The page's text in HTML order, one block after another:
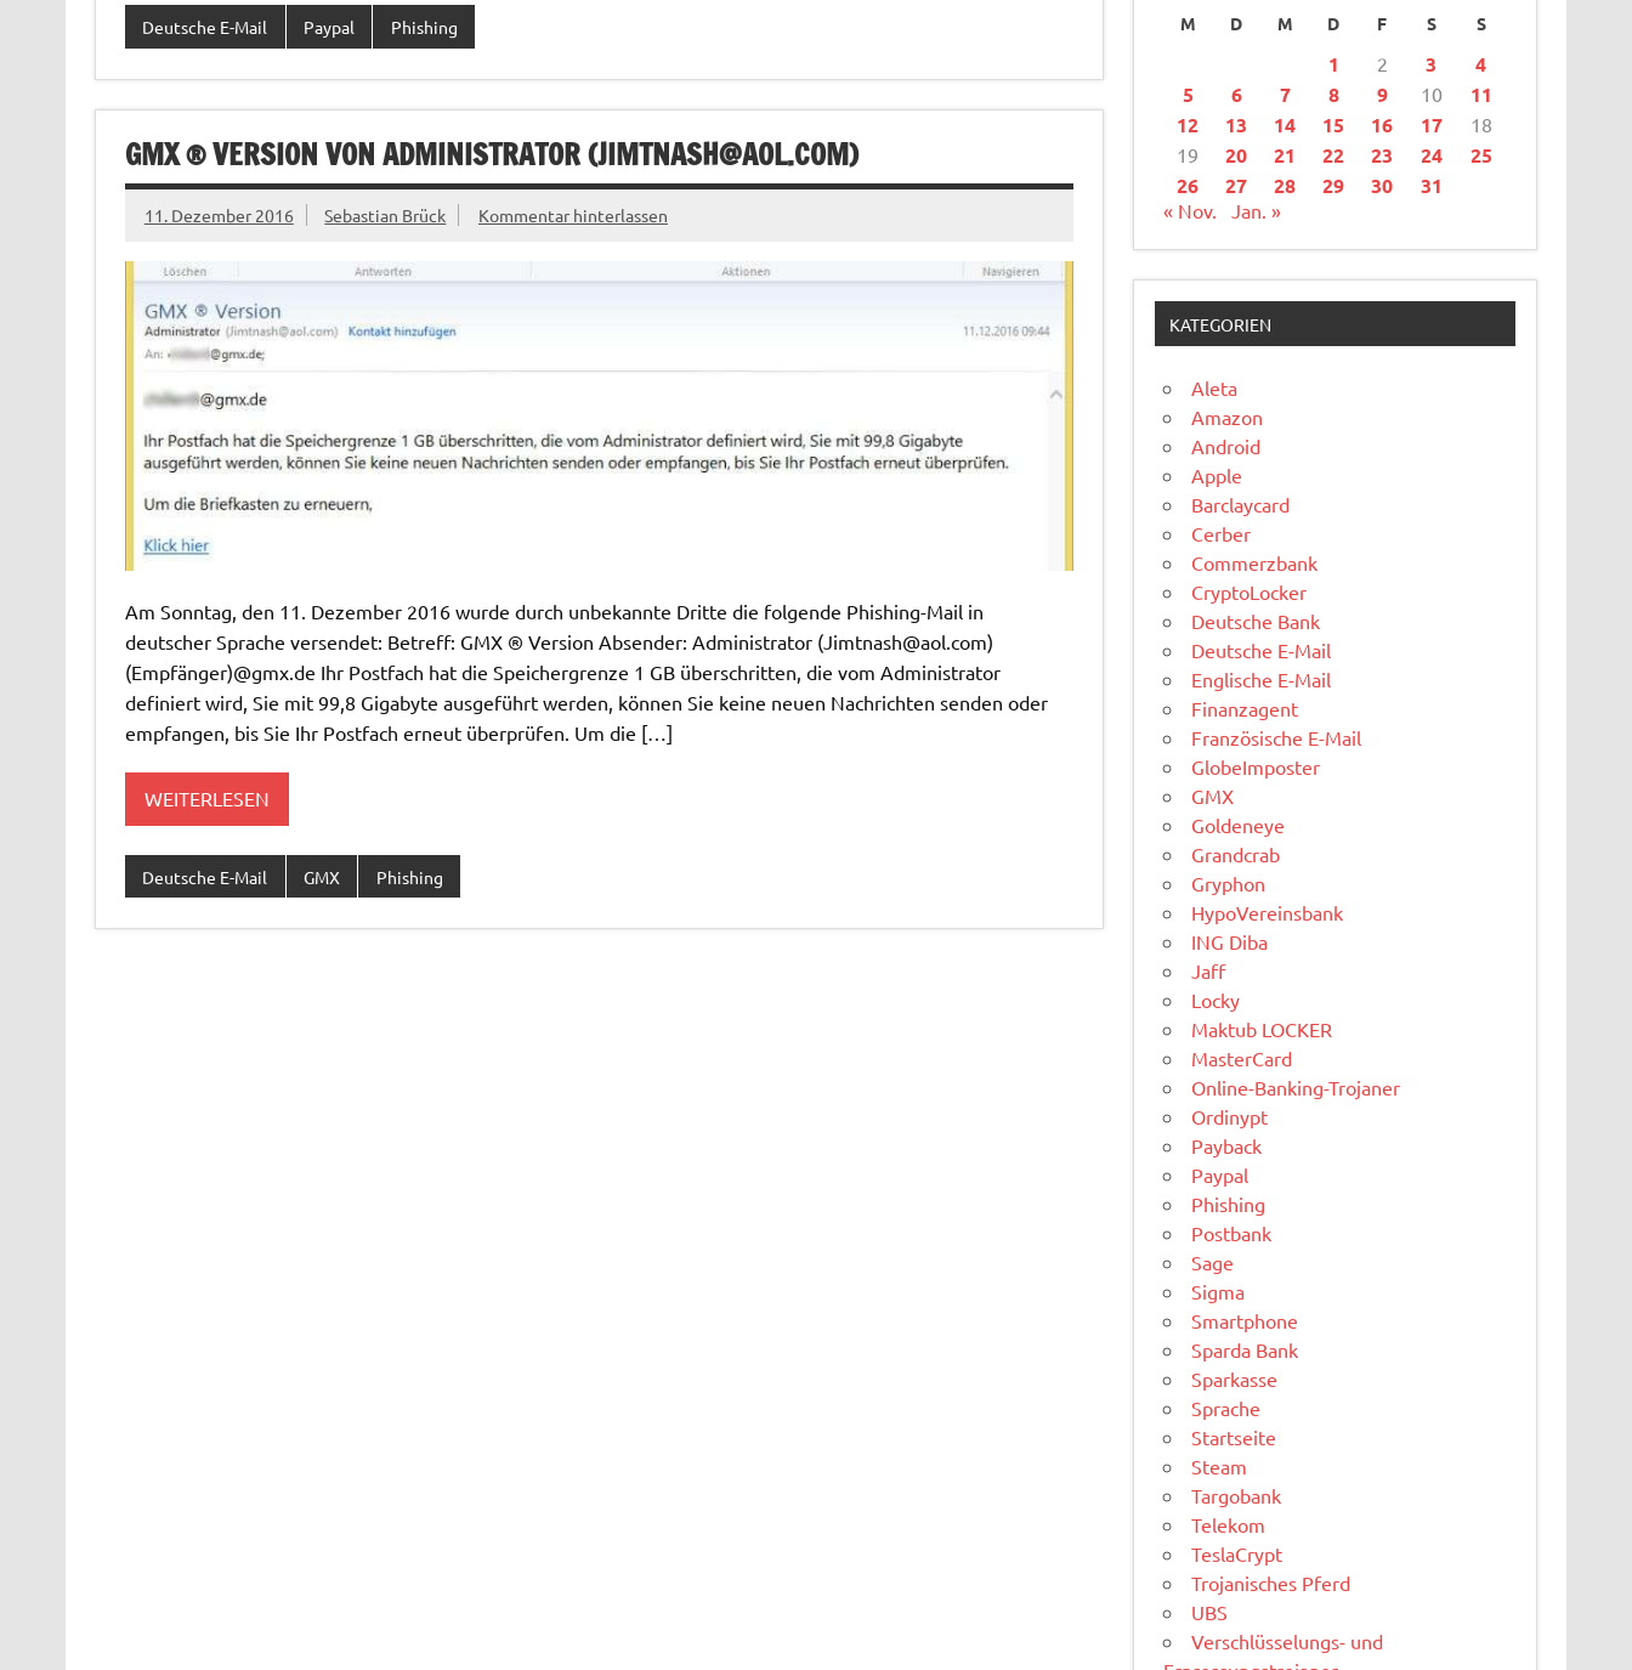
Deutsche E-Mail Paypal Phishing
GMX ® VERSION VON ADMINISTRATOR (JIMTNASH@AOL.COM)
11. Dezember 2016 Sebastian Brück Kommentar hinterlassen
Am Sonntag, den 11. Dezember 2016 wurde durch unbekannte Dritte die folgende Phishing-Mail in
deutscher Sprache versendet: Betreff: GMX ® Version Absender: Administrator (Jimtnash@aol.com)
(Empfänger)@gmx.de Ihr Postfach hat die Speichergrenze 1 GB überschritten, die vom Administrator
definiert wird, Sie mit 99,8 Gigabyte ausgeführt werden, können Sie keine neuen Nachrichten senden oder
empfangen, bis Sie Ihr Postfach erneut überprüfen. Um die […]
WEITERLESEN
Deutsche E-Mail GMX Phishing
M D M D F S S
1 2 3
4
5
6 7 8 9 10
11
12
13 14 15 16 17
18
19
20 21 22 23 24
25
26
27 28 29 30 31
« Nov. Jan. »
KATEGORIEN
Aleta
Amazon
Android
Apple
Barclaycard
Cerber
Commerzbank
CryptoLocker
Deutsche Bank
Deutsche E-Mail
Englische E-Mail
Finanzagent
Französische E-Mail
GlobeImposter
GMX
Goldeneye
Grandcrab
Gryphon
HypoVereinsbank
ING Diba
Jaff
Locky
Maktub LOCKER
MasterCard
Online-Banking-Trojaner
Ordinypt
Payback
Paypal
Phishing
Postbank
Sage
Sigma
Smartphone
Sparda Bank
Sparkasse
Sprache
Startseite
Steam
Targobank
Telekom
TeslaCrypt
Trojanisches Pferd
UBS
Verschlüsselungs- und